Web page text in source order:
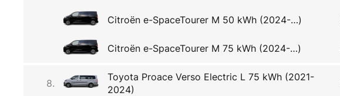
Citroën e-SpaceTourer M 50 kWh (2024-…)
Citroën e-SpaceTourer M 75 kWh (2024-…)
8.
Toyota Proace Verso Electric L 75 kWh (2021-
2024)